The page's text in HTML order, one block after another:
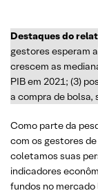
Destaques do
gestores esperam
crescem as
PIB em 2021; (3)
a compra de bolsa,
Como parte da
com os gestores
coletamos suas
indicadores
fundos no mercado